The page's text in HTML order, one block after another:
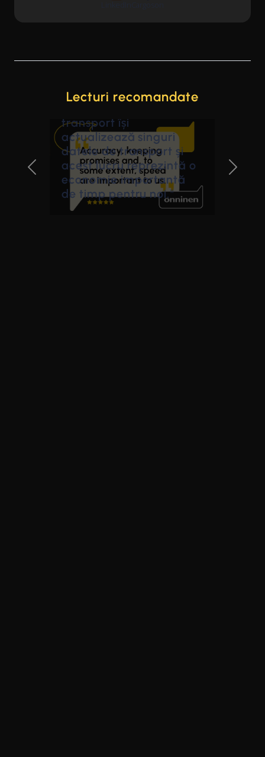
Lecturi recomandate
transport își
actualizează singuri
datele de transport și
acest lucru reprezintă o
economie importantă
de timp pentru noi."
Previous Slide Next